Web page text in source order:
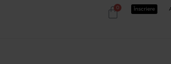
0 Înscriere